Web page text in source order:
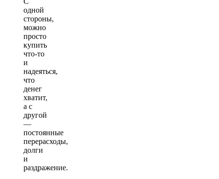
одной
стороны,
можно
просто
купить
что-то
и
надеяться,
что
денег
хватит,
а с
другой
—
постоянные
перерасходы,
долги
и
раздражение.